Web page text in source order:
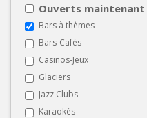
Ouverts maintenant
Bars à thèmes
Bars-Cafés
Casinos-Jeux
Glaciers
Jazz Clubs
Karaokés